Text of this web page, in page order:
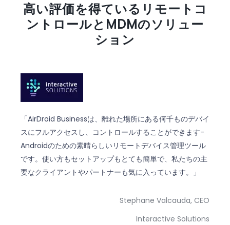
高い評価を得ているリモートコ
ントロールとMDMのソリュー
ション
「AirDroid Businessは、離れた場所にある何千ものデバイ
スにフルアクセスし、コントロールすることができます-
Androidのための素晴らしいリモートデバイス管理ツール
です。使い方もセットアップもとても簡単で、私たちの主
要なクライアントやパートナーも気に入っています。」
Stephane Valcauda, CEO
Interactive Solutions